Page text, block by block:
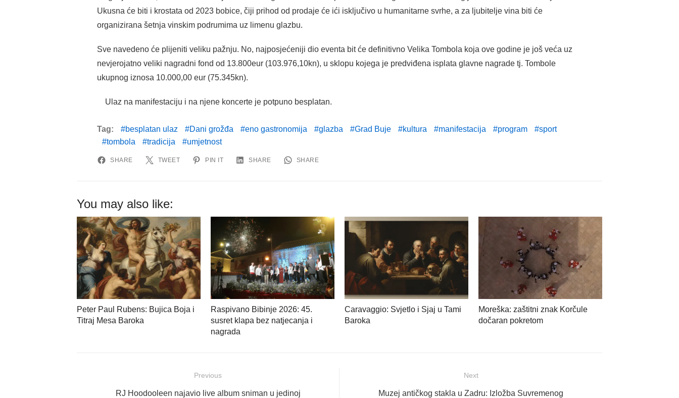
Ukusna će biti i krostata od 2023 bobice, čiji prihod od prodaje će ići isključivo u humanitarne svrhe, a za ljubitelje vina biti će
organizirana šetnja vinskim podrumima uz limenu glazbu.
Sve navedeno će plijeniti veliku pažnju. No, najposjećeniji dio eventa bit će definitivno Velika Tombola koja ove godine je još veća uz
nevjerojatno veliki nagradni fond od 13.800eur (103.976,10kn), u sklopu kojega je predviđena isplata glavne nagrade tj. Tombole
ukupnog iznosa 10.000,00 eur (75.345kn).
Ulaz na manifestaciju i na njene koncerte je potpuno besplatan.
Tag: besplatan ulaz Dani grožđa eno gastronomija glazba Grad Buje kultura manifestacija program
sport
tombola
tradicija umjetnost
SHARE TWEET PIN IT SHARE SHARE
You may also like:
Peter Paul Rubens: Bujica Boja i
Titraj Mesa Baroka
Raspivano Bibinje 2026: 45.
susret klapa bez natjecanja i
nagrada
Caravaggio: Svjetlo i Sjaj u Tami
Baroka
Moreška: zaštitni znak Korčule
dočaran pokretom
objava
Previous
PreviousRJ Hoodooleen najavio live album sniman u jedinoj
Next
Muzej antičkog stakla u Zadru: Izložba Suvremenog